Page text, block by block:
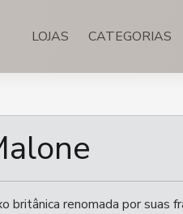
LOJAS CATEGORIAS
britânica renomada por suas